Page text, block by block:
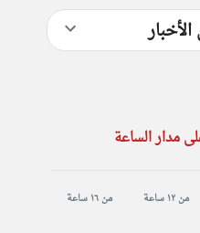
مدار الساعة
من ١٢ ساعة من ١٦ ساعة